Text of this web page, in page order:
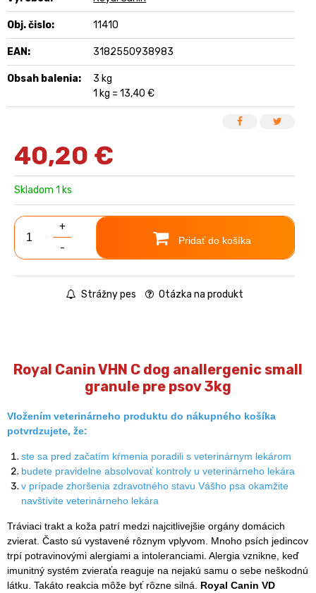
Obj. čislo: 11410
EAN: 3182550938983
Obsah balenia:
3 kg
1 kg = 13,40 €
40,20 €
Skladom 1 ks
+
-
Pridať do košíka
Strážny pes Otázka na produkt
Royal Canin VHN C dog anallergenic small
granule pre psov 3kg
Vložením veterinárneho produktu do nákupného košíka
potvrdzujete, že:
ste sa pred začatím kŕmenia poradili s veterinárnym lekárom
budete pravidelne absolvovať kontroly u veterinárneho lekára
v prípade zhoršenia zdravotného stavu Vášho psa okamžite
navštívite veterinárneho lekára
Tráviaci trakt a koža patrí medzi najcitlivejšie orgány domácich
zvierat. Často sú vystavené rôznym vplyvom. Mnoho psích jedincov
trpí potravinovými alergiami a intoleranciami. Alergia vznikne, keď
imunitný systém zvieraťa reaguje na nejakú samu o sebe neškodnú
látku. Takáto reakcia môže byť rôzne silná.
Royal Canin VD